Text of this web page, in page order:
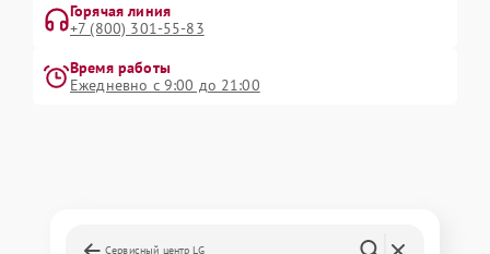
Горячая линия
+7 (800) 301-55-83
Время работы
Ежедневно с 9:00 до 21:00
Сервисный центр LG